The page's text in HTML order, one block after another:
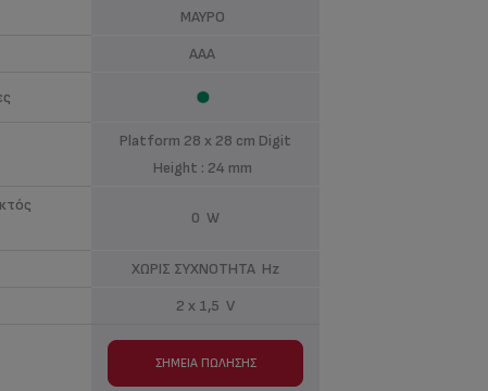
ΜΑΥΡΟ
AAA
Platform 28 x 28 cm Digit
Height : 24 mm
0 W
ΧΩΡΙΣ ΣΥΧΝΟΤΗΤΑ Hz
2 x 1,5 V
ΣΗΜΕΊΑ ΠΏΛΗΣΗΣ